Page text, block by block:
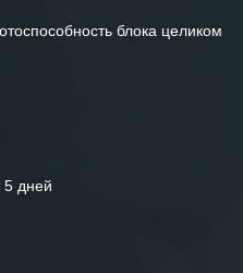
блока целиком
5 дней